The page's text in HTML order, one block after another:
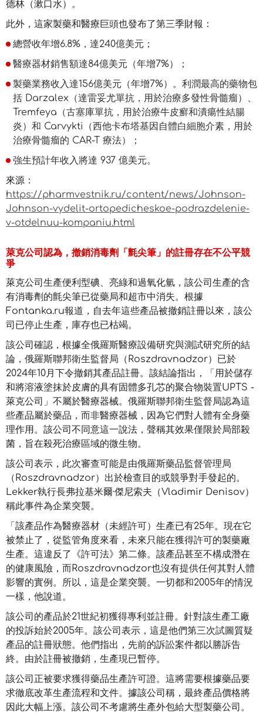
德林（漱口水）。
此外，這家製藥和醫療巨頭也發布了第三季財報：
總營收年增6.8%，達240億美元；
醫療器材銷售額達84億美元（年增7%）；
製藥業務收入達156億美元（年增7%）。利潤最高的藥物包
括 Darzalex（達雷妥尤單抗，用於治療多發性骨髓瘤）、
Tremfeya（古塞庫單抗，用於治療牛皮癬和潰瘍性結腸
炎）和 Carvykti（西他卡布塔基因自體白細胞介素，用於
治療骨髓瘤的 CAR-T 療法）；
強生預計年收入將達 937 億美元。
來源：
https://pharmvestnik.ru/content/news/Johnson-
Johnson-vydelit-ortopedicheskoe-podrazdelenie-
v-otdelnuu-kompaniu.html
萊克公司認為，撤銷消毒劑「氈尖筆」的註冊存在不公平競
爭
萊克公司生產便利型碘、亮綠和過氧化氫，該公司生產的含
有消毒劑的氈尖筆已從藥局和超市中消失。根據
Fontanka.ru報道，自去年這些產品被撤銷註冊以來，該公
司已停止生產，庫存也已枯竭。
該公司確認，根據全俄羅斯醫療設備研究與測試研究所的結
論，俄羅斯聯邦衛生監督局（Roszdravnadzor）已於
2024年10月下令撤銷其產品註冊。該結論指出，「用於儲存
和將溶液塗抹於皮膚的具有固體多孔芯的聚合物裝置UPTS -
萊克公司」不屬於醫療器械。俄羅斯聯邦衛生監督局認為這
些產品屬於藥品，而非醫療器械，因為它們對人體有全身藥
理作用。該公司不同意這一說法，聲稱其效果僅限於局部殺
菌，旨在殺死治療區域的微生物。
該公司表示，此次審查可能是由俄羅斯藥品監督管理局
（Roszdravnadzor）出於檢查目的或競爭對手發起的。
Lekker執行長弗拉基米爾·傑尼索夫（Vladimir Denisov）
稱此事件為企業突襲。
「該產品作為醫療器材（未經許可）生產已有25年。現在它
被禁止了，從監管角度來看，未來只能在獲得許可的製藥廠
生產。這違反了《許可法》第二條。該產品甚至不構成潛在
的健康風險，而Roszdravnadzor也沒有提供任何其對人體
影響的實例。所以，這是企業突襲。一切都和2005年的情況
一樣，他說道。
該公司的產品於21世紀初獲得專利並註冊。針對該生產工廠
的投訴始於2005年。該公司表示，這是他們第三次試圖質疑
產品的註冊狀態。他們指出，先前的訴訟案件都以勝訴告
終。由於註冊被撤銷，生產現已暫停。
該公司正被要求獲得藥品生產許可證。這將需要根據藥品要
求徹底改革生產流程和文件。據該公司稱，最終產品價格將
因此大幅上漲。該公司不考慮將生產外包給大型製藥公司。